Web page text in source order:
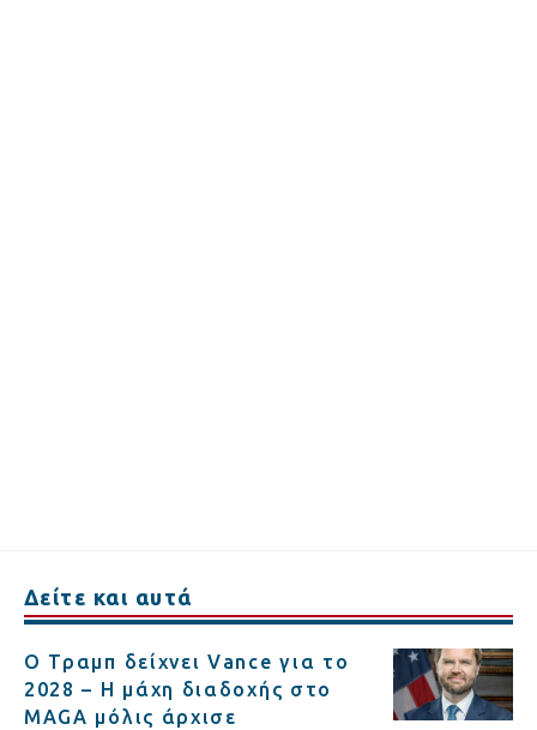
Δείτε και αυτά
Ο Τραμπ δείχνει Vance για το
2028 – Η μάχη διαδοχής στο
MAGA μόλις άρχισε